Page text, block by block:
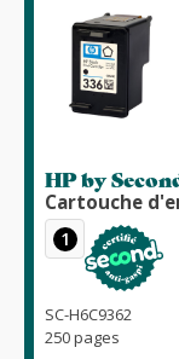
HP by
Cartouche
1
SC-H6C9362
250 pages